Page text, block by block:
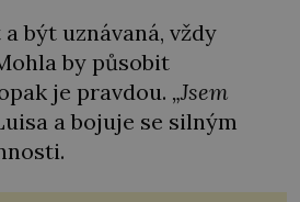
být uznávaná, vždy
by působit
je pravdou. „Jsem
a bojuje se silným